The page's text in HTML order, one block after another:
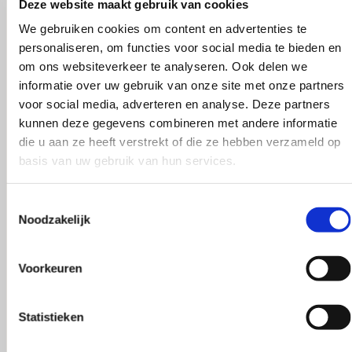
Deze website maakt gebruik van cookies
We gebruiken cookies om content en advertenties te
personaliseren, om functies voor social media te bieden en
om ons websiteverkeer te analyseren. Ook delen we
informatie over uw gebruik van onze site met onze partners
voor social media, adverteren en analyse. Deze partners
kunnen deze gegevens combineren met andere informatie
die u aan ze heeft verstrekt of die ze hebben verzameld op
basis van uw gebruik van hun services.
Noodzakelijk
Voorkeuren
Statistieken
Traditioneel zoals vroeger